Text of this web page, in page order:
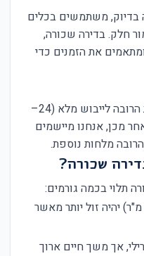
בדיוק, משתמשים בכלים
חלק. בדירה שכורה,
את הזמנים כדי
לאחר היישום, אנחנו משאירים את הרובה לייבוש מלא (24–
מכן, אנחנו מיישמים
מלחות נוספת.
שכורה?
תלוי בכמה גורמים:
חדר רטוב קטן (3–4 מ"ר) יהיה זול יותר מאשר
אך משך חיים ארוך